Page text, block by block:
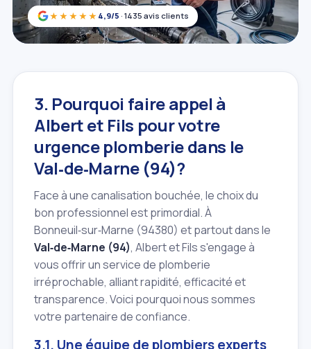
★★★★★ 4,9/5 · 1435 avis clients
3. Pourquoi faire appel à
Albert et Fils pour votre
urgence plomberie dans le
Val‑de‑Marne (94)?
Face à une canalisation bouchée, le choix du
bon professionnel est primordial. À
Bonneuil‑sur‑Marne (94380) et partout dans le
Val‑de‑Marne (94), Albert et Fils s'engage à
vous offrir un service de plomberie
irréprochable, alliant rapidité, efficacité et
transparence. Voici pourquoi nous sommes
votre partenaire de confiance.
3.1. Une équipe de plombiers experts